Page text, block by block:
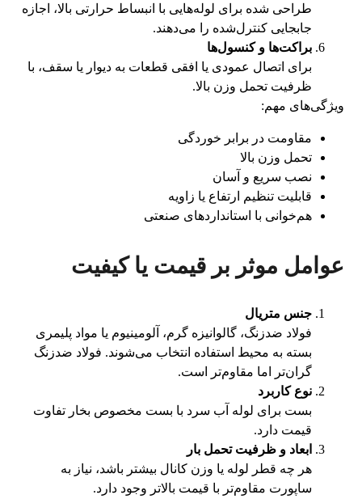
طراحی شده برای لوله‌هایی با انبساط حرارتی بالا، اجازه
جابجایی کنترل‌شده را می‌دهند.
براکت‌ها و کنسول‌ها
برای اتصال عمودی یا افقی قطعات به دیوار یا سقف، با
ظرفیت تحمل وزن بالا.
ویژگی‌های مهم:
مقاومت در برابر خوردگی
تحمل وزن بالا
نصب سریع و آسان
قابلیت تنظیم ارتفاع یا زاویه
هم‌خوانی با استانداردهای صنعتی
عوامل موثر بر قیمت یا کیفیت
جنس متریال
فولاد ضدزنگ، گالوانیزه گرم، آلومینیوم یا مواد پلیمری
بسته به محیط استفاده انتخاب می‌شوند. فولاد ضدزنگ
گران‌تر اما مقاوم‌تر است.
نوع کاربرد
بست برای لوله آب سرد با بست مخصوص بخار تفاوت
قیمت دارد.
ابعاد و ظرفیت تحمل بار
هر چه قطر لوله یا وزن کانال بیشتر باشد، نیاز به
ساپورت مقاوم‌تر با قیمت بالاتر وجود دارد.